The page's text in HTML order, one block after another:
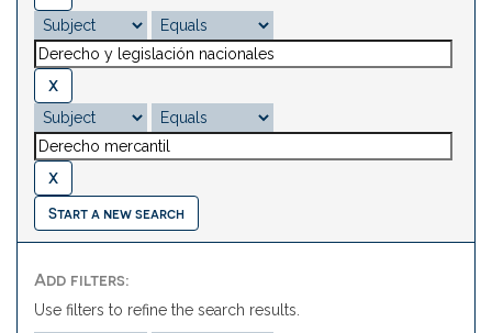
Start a new search
Add filters:
Use filters to refine the search results.